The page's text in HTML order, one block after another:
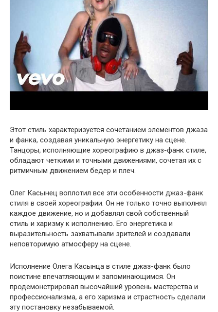
Этот стиль характеризуется сочетанием элементов джаза
и фанка, создавая уникальную энергетику на сцене.
Танцоры, исполняющие хореографию в джаз-фанк стиле,
обладают четкими и точными движениями, сочетая их с
ритмичным движением бедер и плеч.
Олег Касынец воплотил все эти особенности джаз-фанк
стиля в своей хореографии. Он не только точно выполнял
каждое движение, но и добавлял свой собственный
стиль и харизму к исполнению. Его энергетика и
выразительность захватывали зрителей и создавали
неповторимую атмосферу на сцене.
Исполнение Олега Касынца в стиле джаз-фанк было
поистине впечатляющим и запоминающимся. Он
продемонстрировал высочайший уровень мастерства и
профессионализма, а его харизма и страстность сделали
эту постановку незабываемой.